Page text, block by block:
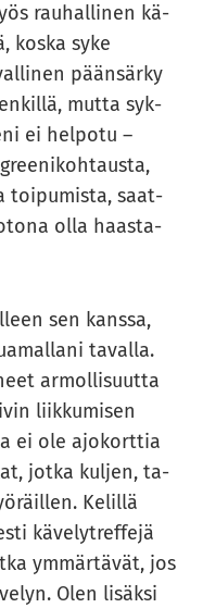
rau­hal­li­nen kä­
koska syke
pään­sär­ky
mutta syk­
ei hel­po­tu –
toi­pu­mis­ta, saat­
olla haas­ta­
sen kans­sa,
ta­val­la.
ar­mol­li­suut­ta
liik­ku­mi­sen
ei ole ajo­kort­tia
jotka kul­jen, ta­
Ke­lil­lä
kä­ve­lyt­ref­fe­jä
ym­mär­tä­vät, jos
Olen li­säk­si